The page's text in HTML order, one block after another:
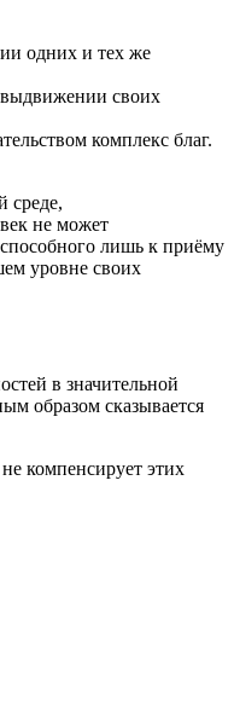
одних и тех же
выдвижении своих
комплекс благ.
среде,
не может
способного лишь к приёму
уровне своих
в значительной
образом сказывается
компенсирует этих